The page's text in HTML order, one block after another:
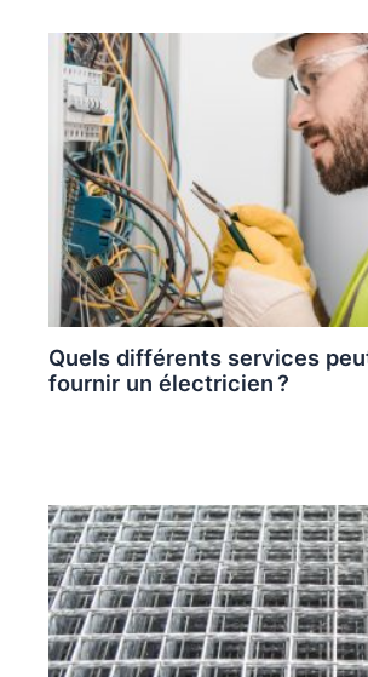
Quels différents services
fournir un électricien ?